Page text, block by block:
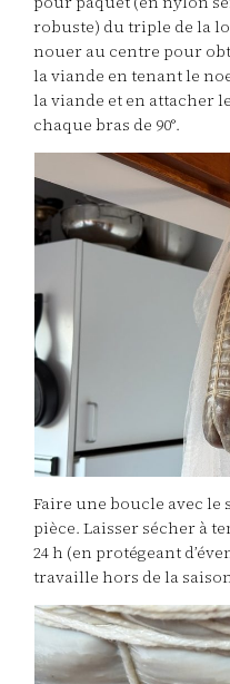
robuste) du triple de la
nouer au centre pour
la viande en tenant le
la viande et en attacher
chaque bras de 90°.
Faire une boucle avec
pièce. Laisser sécher à
24 h (en protégeant
travaille hors de la